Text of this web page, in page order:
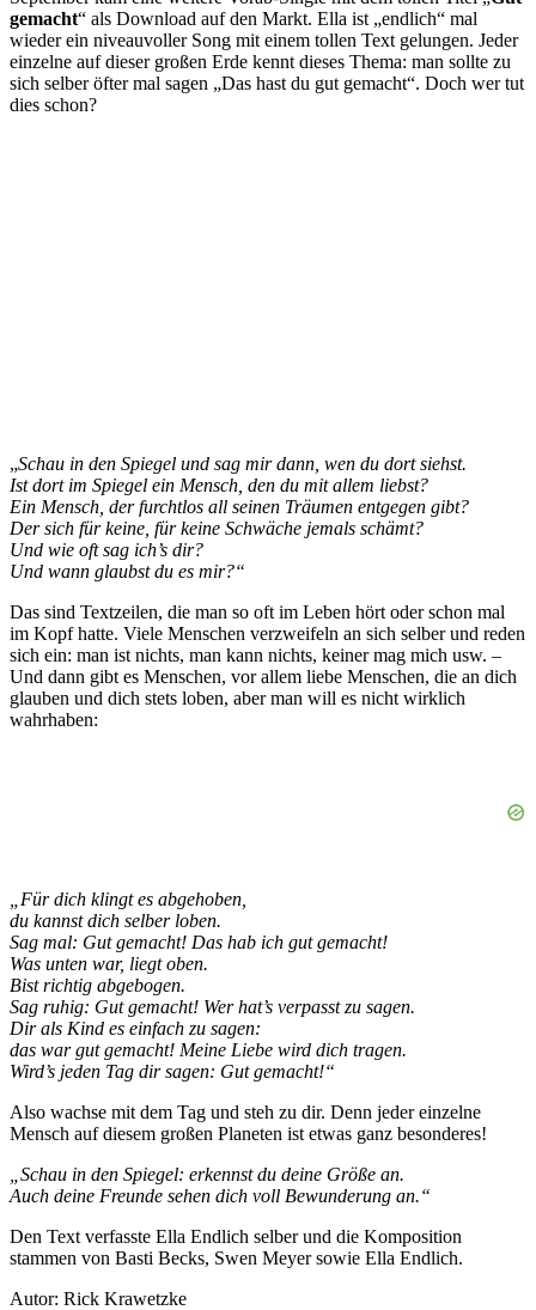
gemacht“ als Download auf den Markt. Ella ist „endlich“ mal
wieder ein niveauvoller Song mit einem tollen Text gelungen. Jeder
einzelne auf dieser großen Erde kennt dieses Thema: man sollte zu
sich selber öfter mal sagen „Das hast du gut gemacht“. Doch wer tut
dies schon?
„Schau in den Spiegel und sag mir dann, wen du dort siehst.
Ist dort im Spiegel ein Mensch, den du mit allem liebst?
Ein Mensch, der furchtlos all seinen Träumen entgegen gibt?
Der sich für keine, für keine Schwäche jemals schämt?
Und wie oft sag ich’s dir?
Und wann glaubst du es mir?“
Das sind Textzeilen, die man so oft im Leben hört oder schon mal
im Kopf hatte. Viele Menschen verzweifeln an sich selber und reden
sich ein: man ist nichts, man kann nichts, keiner mag mich usw. –
Und dann gibt es Menschen, vor allem liebe Menschen, die an dich
glauben und dich stets loben, aber man will es nicht wirklich
wahrhaben:
„Für dich klingt es abgehoben,
du kannst dich selber loben.
Sag mal: Gut gemacht! Das hab ich gut gemacht!
Was unten war, liegt oben.
Bist richtig abgebogen.
Sag ruhig: Gut gemacht! Wer hat’s verpasst zu sagen.
Dir als Kind es einfach zu sagen:
das war gut gemacht! Meine Liebe wird dich tragen.
Wird’s jeden Tag dir sagen: Gut gemacht!“
Also wachse mit dem Tag und steh zu dir. Denn jeder einzelne
Mensch auf diesem großen Planeten ist etwas ganz besonderes!
„Schau in den Spiegel: erkennst du deine Größe an.
Auch deine Freunde sehen dich voll Bewunderung an.“
Den Text verfasste Ella Endlich selber und die Komposition
stammen von Basti Becks, Swen Meyer sowie Ella Endlich.
Autor: Rick Krawetzke